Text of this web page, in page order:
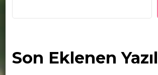
Son Eklenen